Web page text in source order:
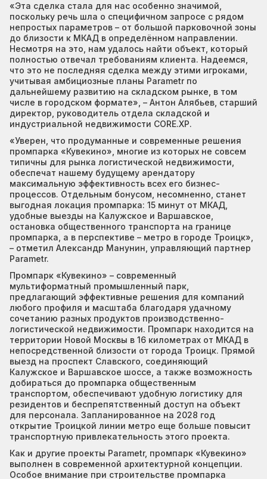
«Эта сделка стала для нас особенно значимой,
поскольку речь шла о специфичном запросе с рядом
непростых параметров – от большой парковочной зоны
до близости к МКАД в определённом направлении.
Несмотря на это, нам удалось найти объект, который
полностью отвечал требованиям клиента. Надеемся,
что это не последняя сделка между этими игроками,
учитывая амбициозные планы Parametr по
дальнейшему развитию на складском рынке, в том
числе в городском формате», – Антон Алябьев, старший
директор, руководитель отдела складской и
индустриальной недвижимости CORE.XP.
«Уверен, что продуманные и современные решения
промпарка «Кувекино», многие из которых не совсем
типичны для рынка логистической недвижимости,
обеспечат нашему будущему арендатору
максимальную эффективность всех его бизнес-
процессов. Отдельным бонусом, несомненно, станет
выгодная локация промпарка: 15 минут от МКАД,
удобные выезды на Калужское и Варшавское,
остановка общественного транспорта на границе
промпарка, а в перспективе – метро в городе Троицк»,
– отметил Александр Манунин, управляющий партнер
Parametr.
Промпарк «Кувекино» – современный
мультиформатный промышленный парк,
предлагающий эффективные решения для компаний
любого профиля и масштаба благодаря удачному
сочетанию разных продуктов производственно-
логистической недвижимости. Промпарк находится на
территории Новой Москвы в 16 километрах от МКАД в
непосредственной близости от города Троицк. Прямой
выезд на проспект Славского, соединяющий
Калужское и Варшавское шоссе, а также возможность
добираться до промпарка общественным
транспортом, обеспечивают удобную логистику для
резидентов и беспрепятственный доступ на объект
для персонала. Запланированное на 2028 год
открытие Троицкой линии метро еще больше повысит
транспортную привлекательность этого проекта.
Как и другие проекты Parametr, промпарк «Кувекино»
выполнен в современной архитектурной концепции.
Особое внимание при строительстве промпарка